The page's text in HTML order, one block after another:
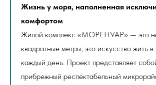
Жизнь у моря, наполненная
комфортом
Жилой комплекс «МОРЕНУАР» — это
квадратные метры, это искусство жить в
каждый день. Проект представляет
прибрежный респектабельный